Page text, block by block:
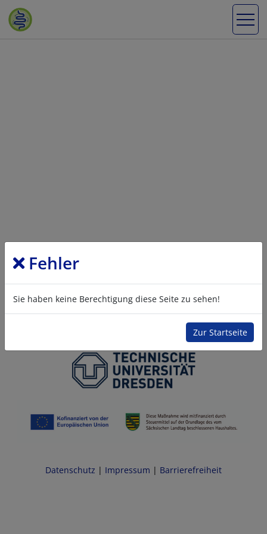
Fehler
Sie haben keine Berechtigung diese Seite zu sehen!
Zur Startseite
Datenschutz | Impressum | Barrierefreiheit